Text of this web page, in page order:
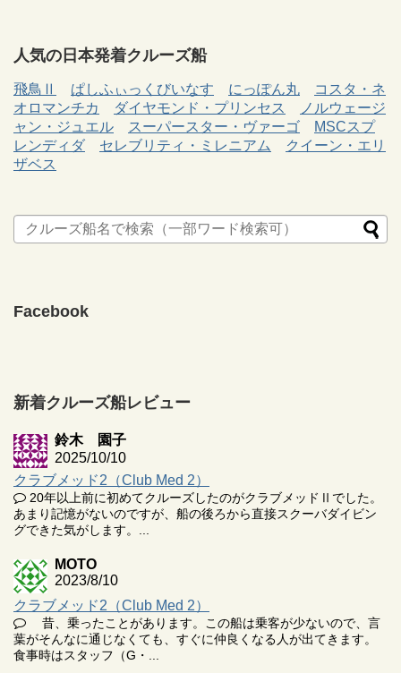
人気の日本発着クルーズ船
飛鳥Ⅱ ぱしふぃっくびいなす にっぽん丸
コスタ・ネ
オロマンチカ
ダイヤモンド・プリンセス
ノルウェージ
ャン・ジュエル
スーパースター・ヴァーゴ
MSCスプ
レンディダ
セレブリティ・ミレニアム
クイーン・エリ
ザベス
Facebook
新着クルーズ船レビュー
鈴木 園子
2025/10/10
クラブメッド2（Club Med 2）
20年以上前に初めてクルーズしたのがクラブメッドⅡでした。
あまり記憶がないのですが、船の後ろから直接スクーバダイビン
グできた気がします。...
MOTO
2023/8/10
クラブメッド2（Club Med 2）
昔、乗ったことがあります。この船は乗客が少ないので、言
葉がそんなに通じなくても、すぐに仲良くなる人が出てきます。
食事時はスタッフ（G・...